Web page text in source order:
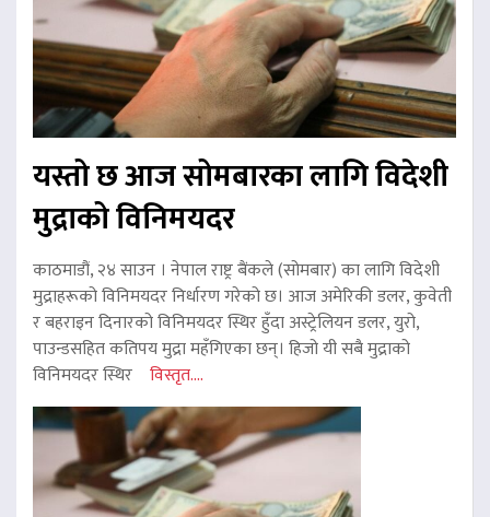
यस्तो छ आज सोमबारका लागि विदेशी
मुद्राको विनिमयदर
काठमाडौं, २४ साउन । नेपाल राष्ट्र बैंकले (सोमबार) का लागि विदेशी
मुद्राहरूको विनिमयदर निर्धारण गरेको छ। आज अमेरिकी डलर, कुवेती
र बहराइन दिनारको विनिमयदर स्थिर हुँदा अस्ट्रेलियन डलर, युरो,
पाउन्डसहित कतिपय मुद्रा महँगिएका छन्। हिजो यी सबै मुद्राको
विनिमयदर स्थिर विस्तृत....